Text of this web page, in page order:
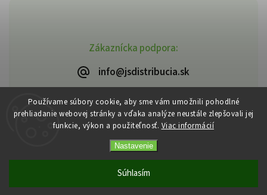
Používame súbory cookie, aby sme vám umožnili pohodlné
prehliadanie webovej stránky a vďaka analýze neustále zlepšovali jej
funkcie, výkon a použiteľnosť. Viac informácií
Nastavenie
Súhlasím
Zákaznícka podpora:
info@jsdistribucia.sk
Copyright 2026 J.Š. Distribúcia. Všetky práva vyhradené.
VytvořilShoptet| Design